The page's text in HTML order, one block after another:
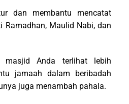
dan membantu mencatat
Ramadhan, Maulid Nabi, dan
masjid Anda terlihat lebih
jamaah dalam beribadah
juga menambah pahala.